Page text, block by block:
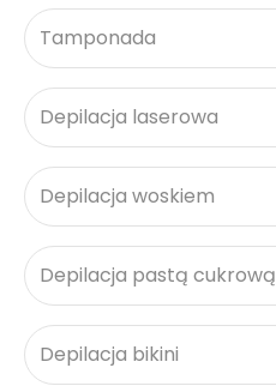
Tamponada
Depilacja laserowa
Depilacja woskiem
Depilacja pastą cukrową
Depilacja bikini